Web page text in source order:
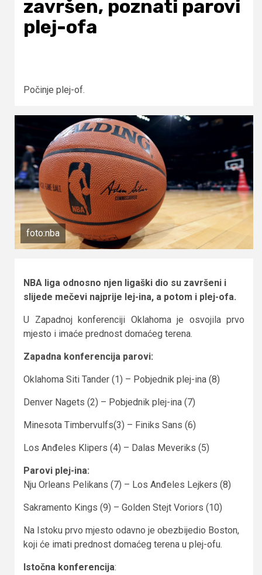
završen, poznati parovi
plej-ofa
Počinje plej-of.
foto:nba
NBA liga odnosno njen ligaški dio su završeni i
slijede mečevi najprije lej-ina, a potom i plej-ofa.
U Zapadnoj konferenciji Oklahoma je osvojila prvo
mjesto i imaće prednost domaćeg terena.
Zapadna konferencija parovi:
Oklahoma Siti Tander (1) – Pobjednik plej-ina (8)
Denver Nagets (2) – Pobjednik plej-ina (7)
Minesota Timbervulfs(3) – Finiks Sans (6)
Los Anđeles Klipers (4) – Dalas Meveriks (5)
Parovi plej-ina:
Nju Orleans Pelikans (7) – Los Anđeles Lejkers (8)
Sakramento Kings (9) – Golden Stejt Voriors (10)
Na Istoku prvo mjesto odavno je obezbijedio Boston,
koji će imati prednost domaćeg terena u plej-ofu.
Istočna konferencija: